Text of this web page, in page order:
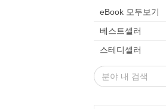
eBook 모두보기
베스트셀러
스테디셀러